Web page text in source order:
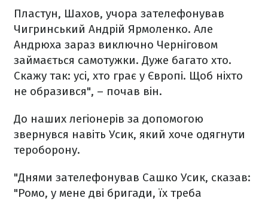
Пластун, Шахов, учора зателефонував
Чигринський Андрій Ярмоленко. Але
Андрюха зараз виключно Черніговом
займається самотужки. Дуже багато хто.
Скажу так: усі, хто грає у Європі. Щоб ніхто
не образився", – почав він.
До наших легіонерів за допомогою
звернувся навіть Усик, який хоче одягнути
тероборону.
"Днями зателефонував Сашко Усик, сказав:
"Ромо, у мене дві бригади, їх треба